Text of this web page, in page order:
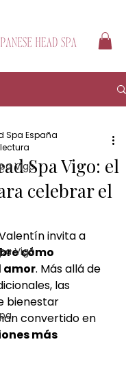
Vigo
Vigo
Spa Vigo: el
celebrar el
Spa España
invita a
cómo
amor. Más allá de
las
bienestar
convertido en
más